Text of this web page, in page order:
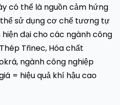
có thể là nguồn cảm hứng
sử dụng cơ chế tương tự
đại cho các ngành công
Třinec, Hóa chất
ngành công nghiệp
= hiệu quả khí hậu cao